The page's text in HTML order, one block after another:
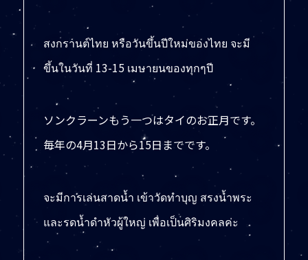
สงกรานต์ไทย หรือวันขึ้นปีใหม่ของไทย จะมี
ขึ้นในวันที่ 13-15 เมษายนของทุกๆปี
ソンクラーンもう一つはタイのお正月です。
毎年の4月13日から15日までです。
จะมีการเล่นสาดน้ำ เข้าวัดทำบุญ สรงน้ำพระ
และรดน้ำดำหัวผู้ใหญ่ เพื่อเป็นศิริมงคลค่ะ